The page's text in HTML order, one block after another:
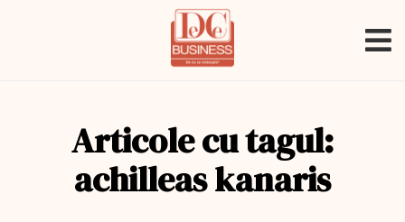
Articole cu tagul:
achilleas kanaris